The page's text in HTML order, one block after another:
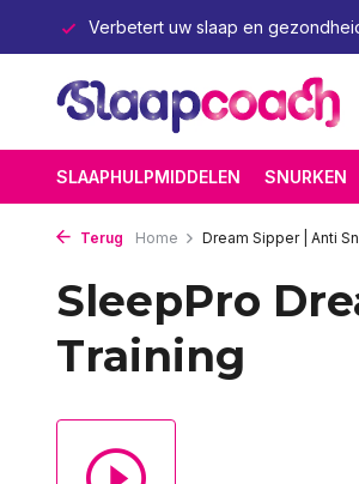
Verbetert uw slaap en
SLAAPHULPMIDDELEN SNURKEN
Terug Home Dream Sipper | Anti
SleepPro
Training